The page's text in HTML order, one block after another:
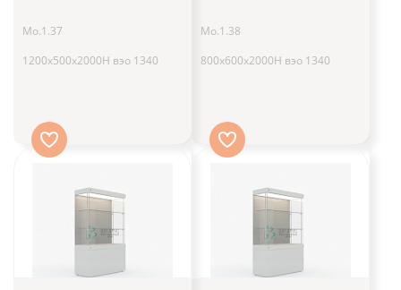
Мо.1.37
1200х500х2000H вэо 1340
Мо.1.38
800х600х2000H вэо 1340